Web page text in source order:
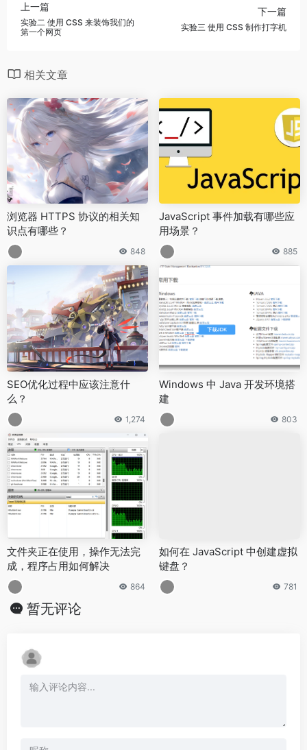
上一篇
实验二 使用 CSS 来装饰我们的
第一个网页
下一篇
实验三 使用 CSS 制作打字机
相关文章
浏览器 HTTPS 协议的相关知
识点有哪些？
848
JavaScript 事件加载有哪些应
用场景？
885
SEO优化过程中应该注意什
么？
1,274
Windows 中 Java 开发环境搭
建
803
文件夹正在使用，操作无法完
成，程序占用如何解决
864
如何在 JavaScript 中创建虚拟
键盘？
781
暂无评论